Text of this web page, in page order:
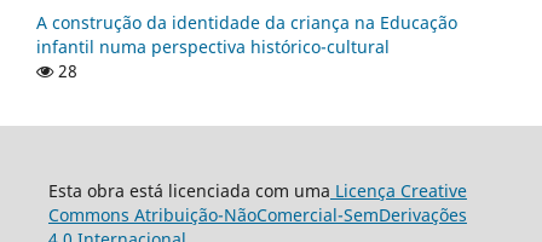
A construção da identidade da criança na Educação
infantil numa perspectiva histórico-cultural
28
Esta obra está licenciada com uma Licença Creative
Commons Atribuição-NãoComercial-SemDerivações